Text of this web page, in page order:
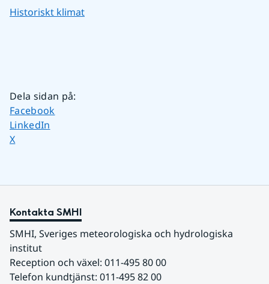
Historiskt klimat
Dela sidan på:
Dela sidan på
Facebook
Dela sidan på
LinkedIn
Dela sidan på
X
Kontakta SMHI
SMHI, Sveriges meteorologiska och hydrologiska
institut
Reception och växel: 011-495 80 00
Telefon kundtjänst: 011-495 82 00